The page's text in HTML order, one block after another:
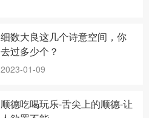
细数大良这几个诗意空间，你
去过多少个？
2023-01-09
顺德吃喝玩乐-舌尖上的顺德-让